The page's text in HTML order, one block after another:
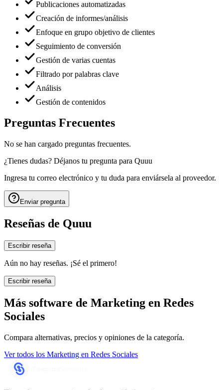
Publicaciones automatizadas
Creación de informes/análisis
Enfoque en grupo objetivo de clientes
Seguimiento de conversión
Gestión de varias cuentas
Filtrado por palabras clave
Análisis
Gestión de contenidos
Preguntas Frecuentes
No se han cargado preguntas frecuentes.
¿Tienes dudas? Déjanos tu pregunta para Quuu
Ingresa tu correo electrónico y tu duda para enviársela al proveedor.
Enviar pregunta
Reseñas de Quuu
Escribir reseña
Aún no hay reseñas. ¡Sé el primero!
Escribir reseña
Más software de Marketing en Redes
Sociales
Compara alternativas, precios y opiniones de la categoría.
Ver todos los Marketing en Redes Sociales